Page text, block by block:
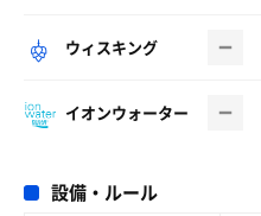
ウィスキング
イオンウォーター
設備・ルール